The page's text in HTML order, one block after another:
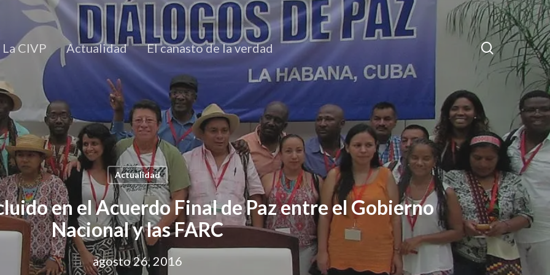
La CIVP Actualidad El canasto de la verdad search
Actualidad
en el Acuerdo Final de Paz entre el Gobierno
Nacional y las FARC
agosto 26, 2016